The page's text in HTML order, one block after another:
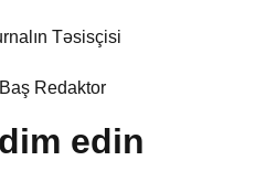
Təsisçisi
Baş Redaktor
edin